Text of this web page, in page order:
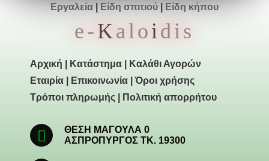
Εργαλεία Είδη σπιτιού Είδη κήπου
e-Kaloidis
Αρχική Κατάστημα
Καλάθι Αγορών
Εταιρία
Επικοινωνία |Όροι χρήσης
Τρόποι πληρωμής
Πολιτική απορρήτου
ΘΕΣΗ ΜΑΓΟΥΛΑ 0
ΑΣΠΡΟΠΥΡΓΟΣ ΤΚ. 19300